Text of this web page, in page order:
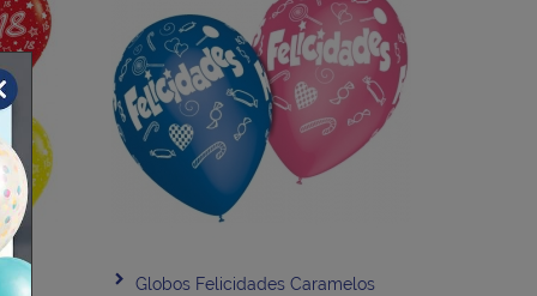
Globos Felicidades Caramelos